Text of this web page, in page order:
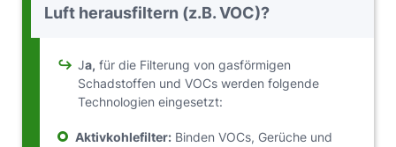
Luft herausfiltern (z.B. VOC)?
↪ Ja, für die Filterung von gasförmigen
Schadstoffen und VOCs werden folgende
Technologien eingesetzt:
Aktivkohlefilter: Binden VOCs, Gerüche und